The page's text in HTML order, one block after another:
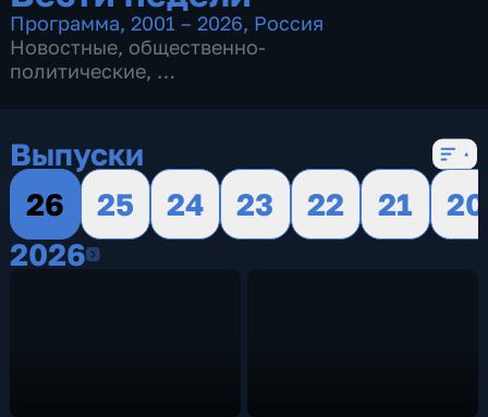
Программа,2001 – 2026, Россия
Новостные, общественно-
политические,
Выпуски
26
25 24 23 22 21
20
20262026